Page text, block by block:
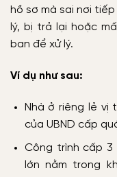
hồ sơ mà sai nơi
lý, bị trả lại hoặc
ban để xử lý.
Ví dụ như sau:
Nhà ở riêng lẻ vị
của UBND cấp
Công trình cấp
lớn nằm trong